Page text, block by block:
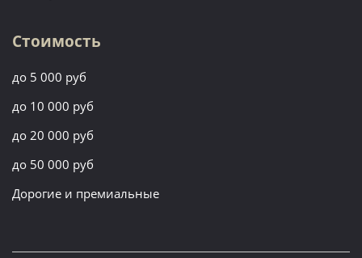
Стоимость
до 5 000 руб
до 10 000 руб
до 20 000 руб
до 50 000 руб
Дорогие и премиальные